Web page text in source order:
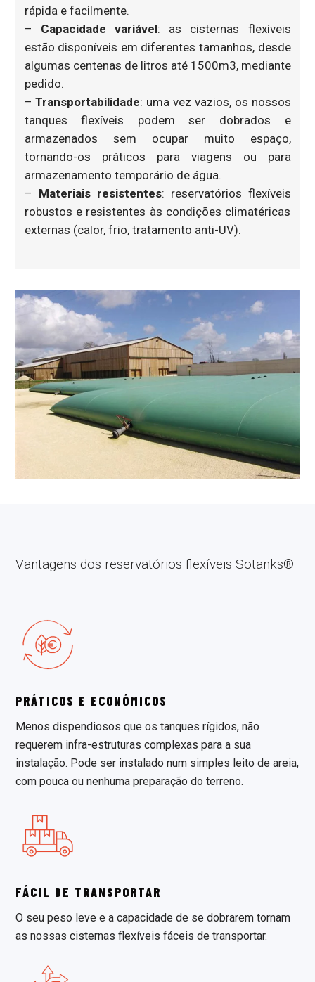
rápida e facilmente.
– Capacidade variável: as cisternas flexíveis
estão disponíveis em diferentes tamanhos, desde
algumas centenas de litros até 1500m3, mediante
pedido.
–Transportabilidade: uma vez vazios, os nossos
tanques flexíveis podem ser dobrados e
armazenados sem ocupar muito espaço,
tornando-os práticos para viagens ou para
armazenamento temporário de água.
– Materiais resistentes: reservatórios flexíveis
robustos e resistentes às condições climatéricas
externas (calor, frio, tratamento anti-UV).
Vantagens dos reservatórios flexíveis Sotanks®
PRÁTICOS E ECONÓMICOS
Menos dispendiosos que os tanques rígidos, não
requerem infra-estruturas complexas para a sua
instalação. Pode ser instalado num simples leito de areia,
com pouca ou nenhuma preparação do terreno.
FÁCIL DE TRANSPORTAR
O seu peso leve e a capacidade de se dobrarem tornam
as nossas cisternas flexíveis fáceis de transportar.